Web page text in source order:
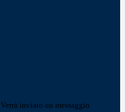
Verrà inviato un messaggio